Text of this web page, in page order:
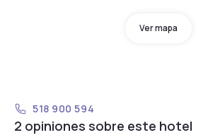
Ver mapa
518 900 594
2 opiniones sobre este hotel